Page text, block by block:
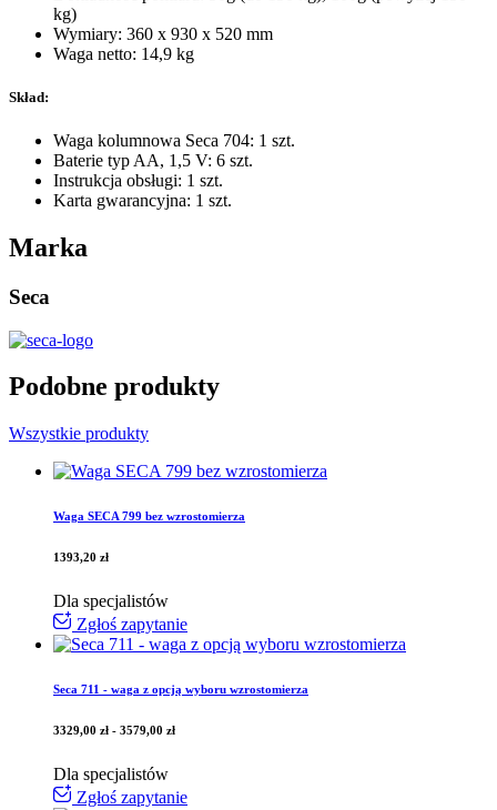
kg)
Wymiary: 360 x 930 x 520 mm
Waga netto: 14,9 kg
Skład:
Waga kolumnowa Seca 704: 1 szt.
Baterie typ AA, 1,5 V: 6 szt.
Instrukcja obsługi: 1 szt.
Karta gwarancyjna: 1 szt.
Marka
Seca
Podobne produkty
Wszystkie produkty
Waga SECA 799 bez wzrostomierza
1393,20 zł
Dla specjalistów
Zgłoś zapytanie
Seca 711 - waga z opcją wyboru wzrostomierza
3329,00 zł - 3579,00 zł
Dla specjalistów
Zgłoś zapytanie